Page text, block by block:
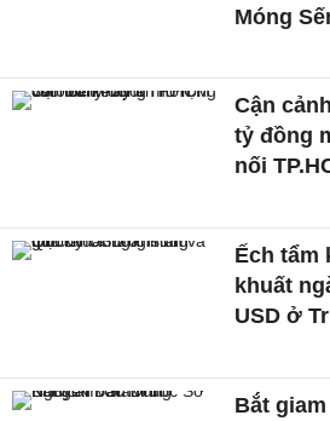
Móng
Cận
tỷ đồng
nối
Ếch tẩm
khuất
USD ở
Bắt